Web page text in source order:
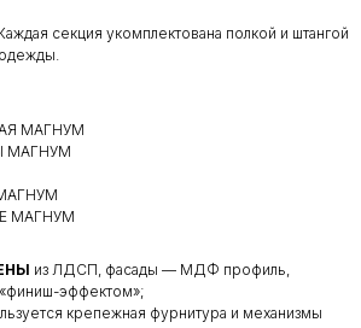
секция укомплектована полкой и штангой
МАГНУМ
МАГНУМ
МАГНУМ
из ЛДСП, фасады — МДФ профиль,
эффектом»;
крепежная фурнитура и механизмы